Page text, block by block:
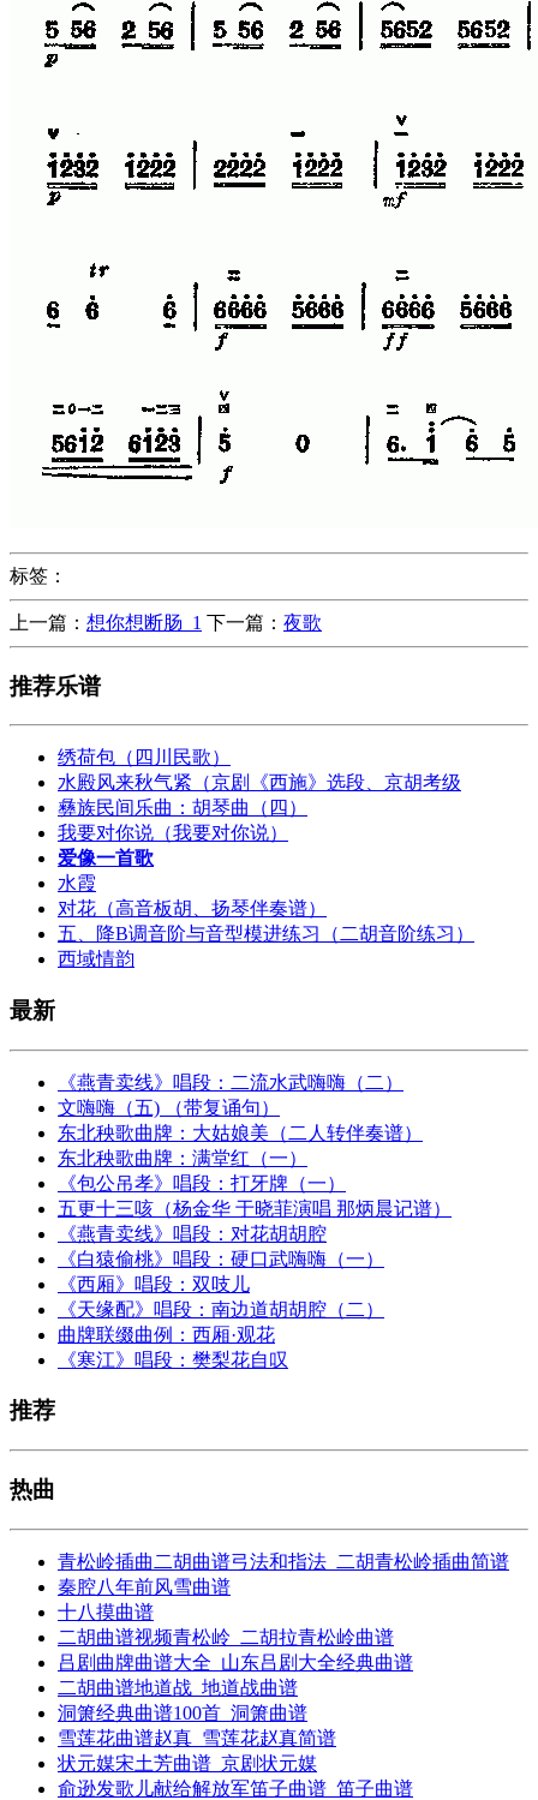
标签：
上一篇： 想你想断肠_1 下一篇： 夜歌
推荐乐谱
绣荷包（四川民歌）
水殿风来秋气紧（京剧《西施》选段、京胡考级
彝族民间乐曲：胡琴曲（四）
我要对你说（我要对你说）
爱像一首歌
水霞
对花（高音板胡、扬琴伴奏谱）
五、降B调音阶与音型模进练习（二胡音阶练习）
西域情韵
最新
《燕青卖线》唱段：二流水武嗨嗨（二）
文嗨嗨（五) （带复诵句）
东北秧歌曲牌：大姑娘美（二人转伴奏谱）
东北秧歌曲牌：满堂红（一）
《包公吊孝》唱段：打牙牌（一）
五更十三咳（杨金华 于晓菲演唱 那炳晨记谱）
《燕青卖线》唱段：对花胡胡腔
《白猿偷桃》唱段：硬口武嗨嗨（一）
《西厢》唱段：双吱儿
《天缘配》唱段：南边道胡胡腔（二）
曲牌联缀曲例：西厢·观花
《寒江》唱段：樊梨花自叹
推荐
热曲
青松岭插曲二胡曲谱弓法和指法_二胡青松岭插曲简谱
秦腔八年前风雪曲谱
十八摸曲谱
二胡曲谱视频青松岭_二胡拉青松岭曲谱
吕剧曲牌曲谱大全_山东吕剧大全经典曲谱
二胡曲谱地道战_地道战曲谱
洞箫经典曲谱100首_洞箫曲谱
雪莲花曲谱赵真_雪莲花赵真简谱
状元媒宋土芳曲谱_京剧状元媒
俞逊发歌儿献给解放军笛子曲谱_笛子曲谱